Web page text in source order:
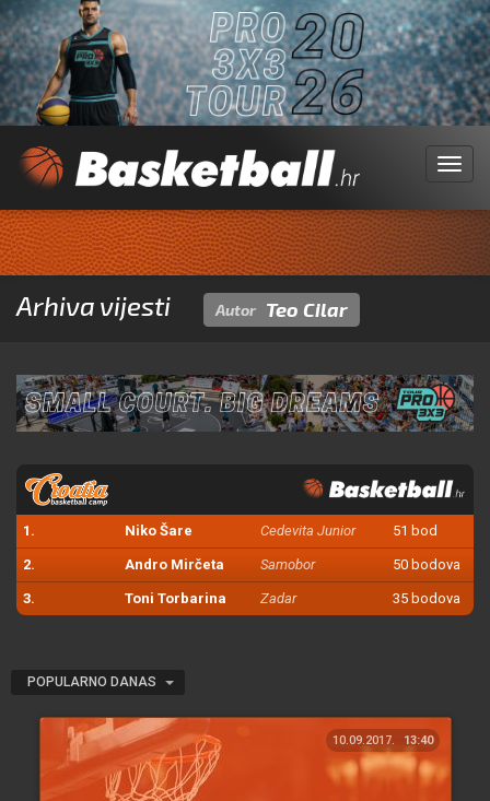
Menu
Arhiva vijesti Autor Teo Cilar
1. Niko Šare Cedevita Junior 51 bod
2. Andro Mirčeta Samobor 50 bodova
3. Toni Torbarina Zadar 35 bodova
POPULARNO DANAS
10.09.2017. 13:40